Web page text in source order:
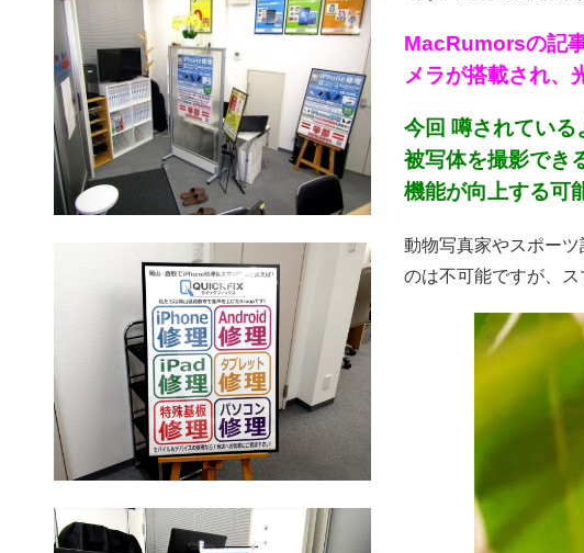
MacRumorsの記
メラが搭載され、
今回 噂されている
被写体を撮影でき
機能が向上する
動物写真家やスポー
のは不可能ですが、